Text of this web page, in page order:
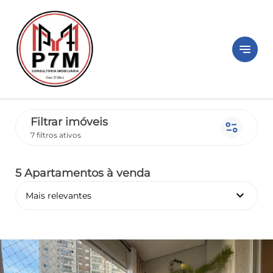
notes
Filtrar imóveis
7 filtros ativos page_info
5 Apartamentos à venda
Mais relevantes keyboard_arrow_down